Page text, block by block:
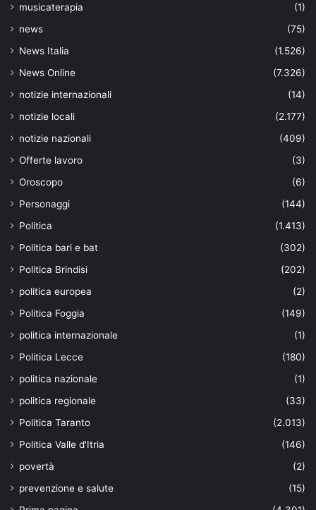
musicaterapia
(1)
news
(75)
News Italia
(1.526)
News Online
(7.326)
notizie internazionali
(14)
notizie locali
(2.177)
notizie nazionali
(409)
Offerte lavoro
(3)
Oroscopo
(6)
Personaggi
(144)
Politica
(1.413)
Politica bari e bat
(302)
Politica Brindisi
(202)
politica europea
(2)
Politica Foggia
(149)
politica internazionale
(1)
Politica Lecce
(180)
politica nazionale
(1)
politica regionale
(33)
Politica Taranto
(2.013)
Politica Valle d'Itria
(146)
povertà
(2)
prevenzione e salute
(15)